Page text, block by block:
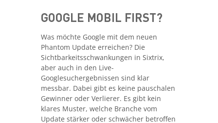
GOOGLE MOBIL FIRST?
Was möchte Google mit dem neuen
Phantom Update erreichen? Die
Sichtbarkeitsschwankungen in Sixtrix,
aber auch in den Live-
Googlesuchergebnissen sind klar
messbar. Dabei gibt es keine pauschalen
Gewinner oder Verlierer. Es gibt kein
klares Muster, welche Branche vom
Update stärker oder schwächer betroffen